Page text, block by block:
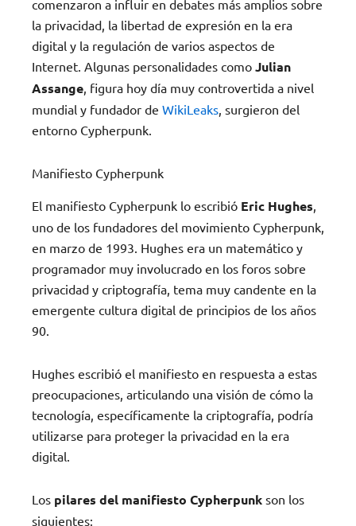
comenzaron a influir en debates más amplios sobre
la privacidad, la libertad de expresión en la era
digital y la regulación de varios aspectos de
Internet. Algunas personalidades como Julian
Assange , figura hoy día muy controvertida a nivel
mundial y fundador de WikiLeaks , surgieron del
entorno Cypherpunk.
Manifiesto Cypherpunk
El manifiesto Cypherpunk lo escribió Eric Hughes
uno de los fundadores del movimiento Cypherpunk,
en marzo de 1993. Hughes era un matemático y
programador muy involucrado en los foros sobre
privacidad y criptografía, tema muy candente en la
emergente cultura digital de principios de los años
90.
Hughes escribió el manifiesto en respuesta a estas
preocupaciones, articulando una visión de cómo la
tecnología, específicamente la criptografía, podría
utilizarse para proteger la privacidad en la era
digital.
Los pilares del manifiesto Cypherpunk son los
siguientes: